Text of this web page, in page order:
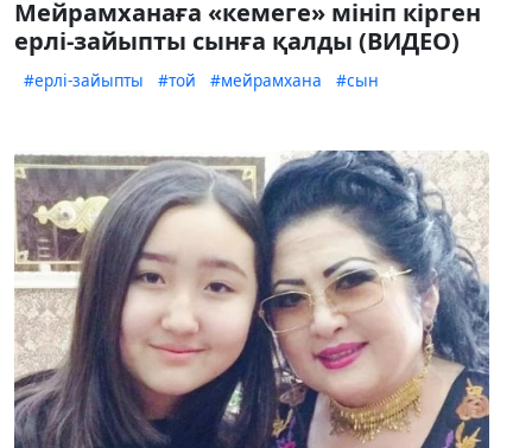
Мейрамханаға «кемеге» мініп кірген
ерлі-зайыпты сынға қалды (ВИДЕО)
#ерлі-зайыпты #той #мейрамхана #сын